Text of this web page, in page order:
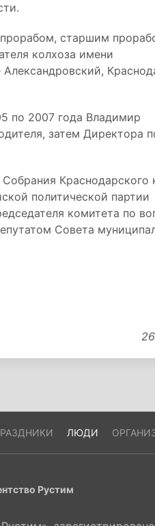
прорабом, старшим
колхоза имени
по 2007 года Владимир
затем Директора
Краснодарского
политической партии
комитета по
Совета
ЛЮДИ
Рустим